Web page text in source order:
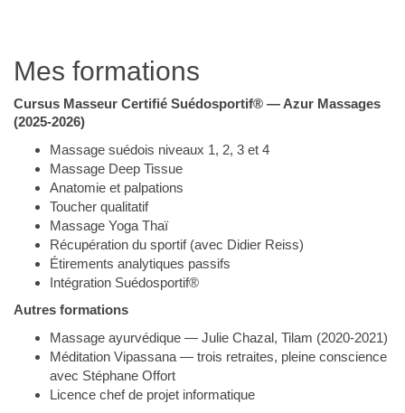
Mes formations
Cursus Masseur Certifié Suédosportif® — Azur Massages
(2025-2026)
Massage suédois niveaux 1, 2, 3 et 4
Massage Deep Tissue
Anatomie et palpations
Toucher qualitatif
Massage Yoga Thaï
Récupération du sportif (avec Didier Reiss)
Étirements analytiques passifs
Intégration Suédosportif®
Autres formations
Massage ayurvédique — Julie Chazal, Tilam (2020-2021)
Méditation Vipassana — trois retraites, pleine conscience
avec Stéphane Offort
Licence chef de projet informatique